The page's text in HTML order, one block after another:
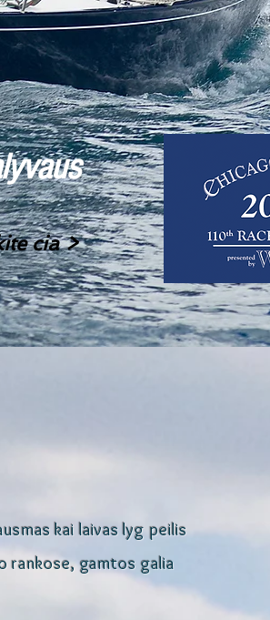
kai laivas lyg peilis
rankose, gamtos galia
cia >